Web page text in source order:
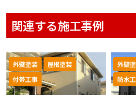
関連する施工事例
外壁塗装
屋根塗装
付帯工事
外壁
防水